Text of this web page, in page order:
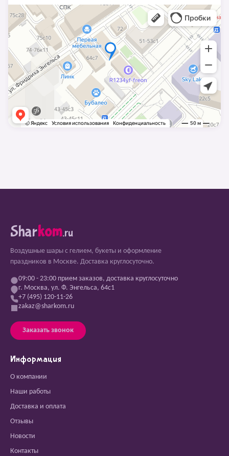
Sharkom.ru
Воздушные шары с гелием, букеты и оформление
праздников в Москве. Доставка круглосуточно.
09:00 - 23:00 прием заказов, доставка круглосуточно
г. Москва, ул. Ф. Энгельса, 64с1
+7 (495) 120-11-26
zakaz@sharkom.ru
Заказать звонок
Информация
О компании
Наши работы
Доставка и оплата
Отзывы
Новости
Контакты